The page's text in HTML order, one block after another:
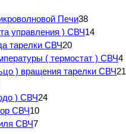
Печи38
управления ) СВЧ14
тарелки СВЧ20
( термостат ) СВЧ4
) вращения тарелки СВЧ21
) СВЧ24
СВЧ10
СВЧ7